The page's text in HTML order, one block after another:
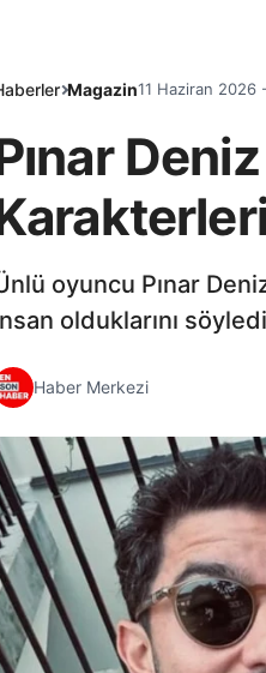
Magazin11 Haziran 2026
oyuncu Pınar
olduklarını
Haber Merkezi